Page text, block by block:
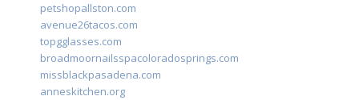
petshopallston.com
avenue26tacos.com
topgglasses.com
broadmoornailsspacoloradosprings.com
missblackpasadena.com
anneskitchen.org